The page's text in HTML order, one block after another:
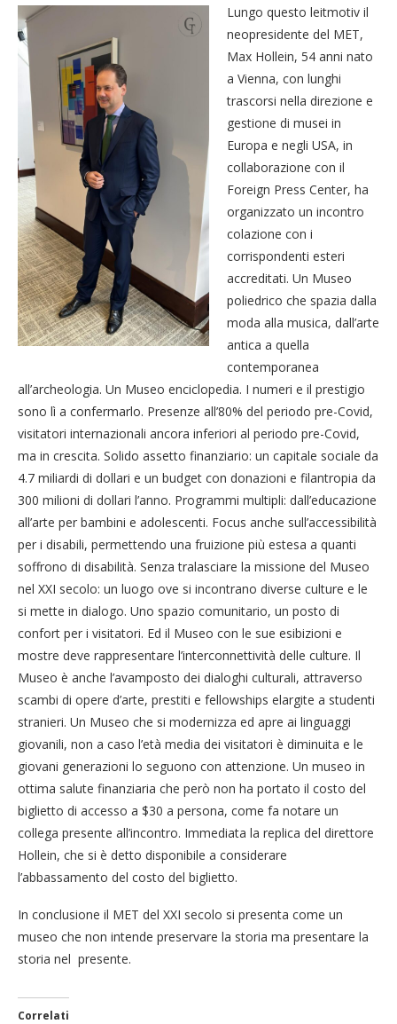
Lungo questo leitmotiv il
neopresidente del MET,
Max Hollein, 54 anni nato
a Vienna, con lunghi
trascorsi nella direzione e
gestione di musei in
Europa e negli USA, in
collaborazione con il
Foreign Press Center, ha
organizzato un incontro
colazione con i
corrispondenti esteri
accreditati. Un Museo
poliedrico che spazia dalla
moda alla musica, dall’arte
antica a quella
contemporanea
all’archeologia. Un Museo enciclopedia. I numeri e il prestigio
sono lì a confermarlo. Presenze all’80% del periodo pre-Covid,
visitatori internazionali ancora inferiori al periodo pre-Covid,
ma in crescita. Solido assetto finanziario: un capitale sociale da
4.7 miliardi di dollari e un budget con donazioni e filantropia da
300 milioni di dollari l’anno. Programmi multipli: dall’educazione
all’arte per bambini e adolescenti. Focus anche sull’accessibilità
per i disabili, permettendo una fruizione più estesa a quanti
soffrono di disabilità. Senza tralasciare la missione del Museo
nel XXI secolo: un luogo ove si incontrano diverse culture e le
si mette in dialogo. Uno spazio comunitario, un posto di
confort per i visitatori. Ed il Museo con le sue esibizioni e
mostre deve rappresentare l’interconnettività delle culture. Il
Museo è anche l’avamposto dei dialoghi culturali, attraverso
scambi di opere d’arte, prestiti e fellowships elargite a studenti
stranieri. Un Museo che si modernizza ed apre ai linguaggi
giovanili, non a caso l’età media dei visitatori è diminuita e le
giovani generazioni lo seguono con attenzione. Un museo in
ottima salute finanziaria che però non ha portato il costo del
biglietto di accesso a $30 a persona, come fa notare un
collega presente all’incontro. Immediata la replica del direttore
Hollein, che si è detto disponibile a considerare
l’abbassamento del costo del biglietto.
In conclusione il MET del XXI secolo si presenta come un
museo che non intende preservare la storia ma presentare la
storia nel presente.
Correlati